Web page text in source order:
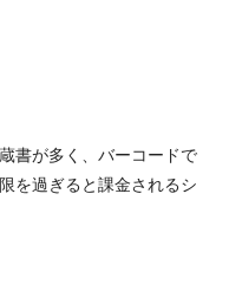
書が多く、バーコードで
を過ぎると課金されるシ